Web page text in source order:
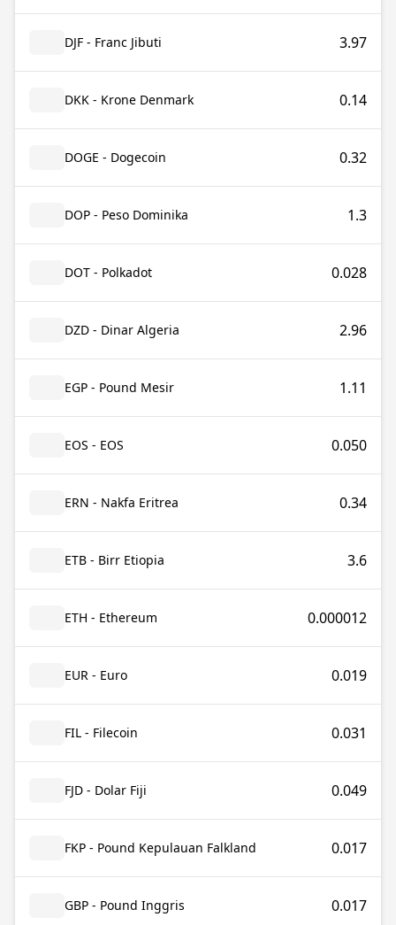
DJF - Franc Jibuti 3.97
DKK - Krone Denmark 0.14
DOGE - Dogecoin 0.32
DOP - Peso Dominika 1.3
DOT - Polkadot 0.028
DZD - Dinar Algeria 2.96
EGP - Pound Mesir 1.11
EOS - EOS 0.050
ERN - Nakfa Eritrea 0.34
ETB - Birr Etiopia 3.6
ETH - Ethereum 0.000012
EUR - Euro 0.019
FIL - Filecoin 0.031
FJD - Dolar Fiji 0.049
FKP - Pound Kepulauan Falkland 0.017
GBP - Pound Inggris 0.017